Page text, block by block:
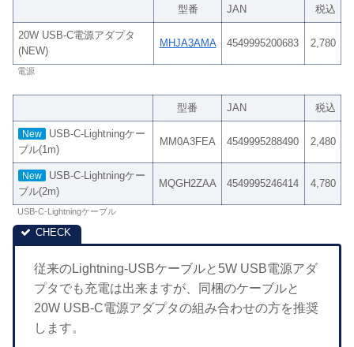
型番 JAN 税込
20W USB-C電源アダプタ
(NEW)
MHJA3AMA 4549995200683 2,780
電源
型番 JAN 税込
New
USB-C-Lightningケー
ブル(1m)
MM0A3FEA 4549995288490 2,480
New
USB-C-Lightningケー
ブル(2m)
MQGH2ZAA 4549995246414 4,780
USB-C-Lightningケーブル
従来のLightning-USBケーブルと5W USB電源アダ
プタでも充電は出来ますが、同梱のケーブルと
20W USB-C電源アダプタの組み合わせの方を推奨
します。